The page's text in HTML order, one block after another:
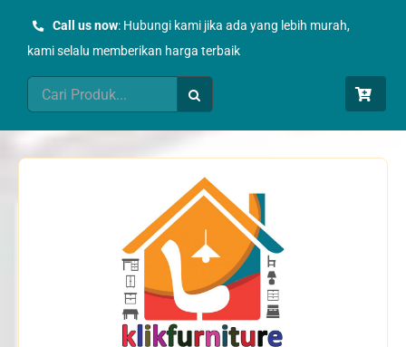
Call us now: Hubungi kami jika ada yang lebih murah,
kami selalu memberikan harga terbaik
Search
for: